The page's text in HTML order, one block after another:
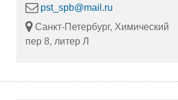
pst_spb@mail.ru
Санкт-Петербург, Химический
пер 8, литер Л